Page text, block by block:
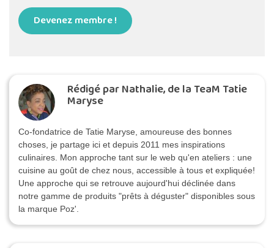
Devenez membre !
Rédigé par Nathalie, de la TeaM Tatie
Maryse
Co-fondatrice de Tatie Maryse, amoureuse des bonnes
choses, je partage ici et depuis 2011 mes inspirations
culinaires. Mon approche tant sur le web qu'en ateliers : une
cuisine au goût de chez nous, accessible à tous et expliquée!
Une approche qui se retrouve aujourd'hui déclinée dans
notre gamme de produits "prêts à déguster" disponibles sous
la marque Poz'.